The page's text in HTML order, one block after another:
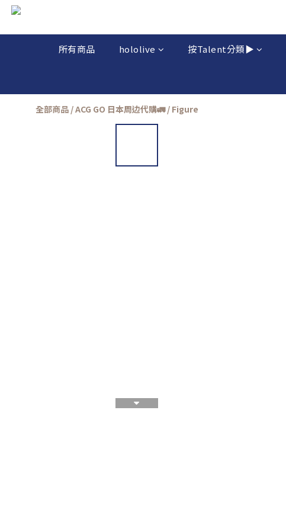
所有商品 hololive 按Talent分類▶️
全部商品 /ACG GO 日本周边代購🚛/ Figure